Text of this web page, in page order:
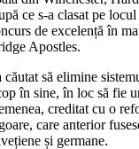
ce s-a clasat pe
de excelență în
Apostles.
să elimine
în sine, în loc să fie
creditat cu o
care anterior
și germane.